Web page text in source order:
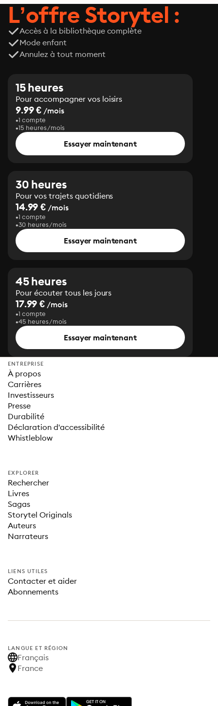
L’offre Storytel :
Accès à la bibliothèque complète
Mode enfant
Annulez à tout moment
15 heures
Pour accompagner vos loisirs
9.99 € /mois
1 compte
15 heures/mois
Essayer maintenant
30 heures
Pour vos trajets quotidiens
14.99 € /mois
1 compte
30 heures/mois
Essayer maintenant
45 heures
Pour écouter tous les jours
17.99 € /mois
1 compte
45 heures/mois
Essayer maintenant
ENTREPRISE
À propos
Carrières
Investisseurs
Presse
Durabilité
Déclaration d'accessibilité
Whistleblow
EXPLORER
Rechercher
Livres
Sagas
Storytel Originals
Auteurs
Narrateurs
LIENS UTILES
Contacter et aider
Abonnements
LANGUE ET RÉGION
Français
France